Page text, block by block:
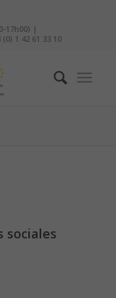
17h00) |
1 42 61 33 10
sociales